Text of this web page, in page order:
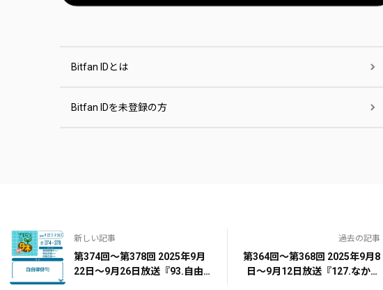
Bitfan IDとは
Bitfan IDを未登録の方
新しい記事
第374回～第378回 2025年9月
22日～9月26日放送『93.自由律
過去の記事
第364回～第368回 2025年9月8
日～9月12日放送『127.なかっ